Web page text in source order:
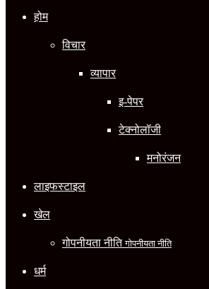
होम
विचार
व्यापार
इ-पेपर
टेक्नोलॉजी
मनोरंजन
लाइफस्टाइल
खेल
गोपनीयता नीतिगोपनीयता नीति
धर्म